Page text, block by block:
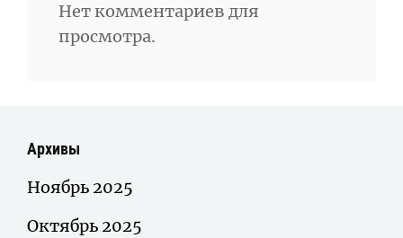
Нет комментариев для
просмотра.
Архивы
Ноябрь 2025
Октябрь 2025